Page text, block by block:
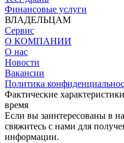
Финансовые услуги
ВЛАДЕЛЬЦАМ
Сервис
O КОМПАНИИ
О нас
Новости
Вакансии
Политика
Фактические
время
Если вы заинтересованы в
свяжитесь с нами для
информации.